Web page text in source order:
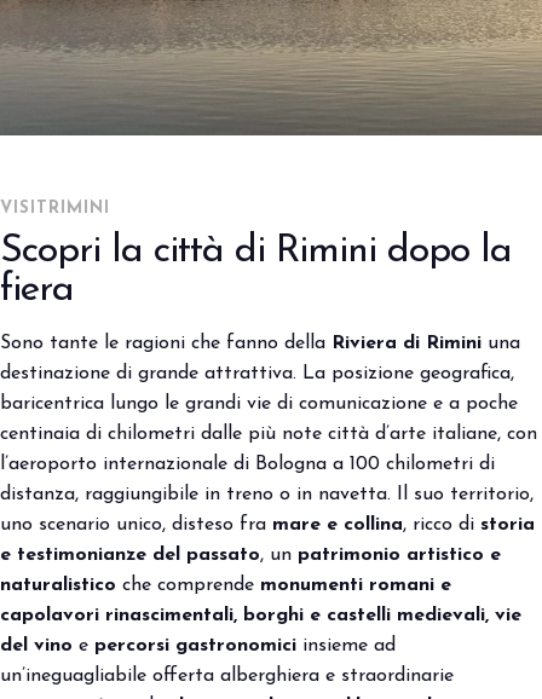
Porta il tuo business al centro
dell’innovazione Out of Home.
DIVENTA UN ESPOSITORE
PRENOTA IL TUO STAND arrow_circle_right
Rimini: hotel e informazioni
home arrow_rightVisitare
VISITRIMINI
Scopri la città di Rimini dopo la
fiera
Sono tante le ragioni che fanno della Riviera di Rimini una
destinazione di grande attrattiva. La posizione geografica,
baricentrica lungo le grandi vie di comunicazione e a poche
centinaia di chilometri dalle più note città d’arte italiane, con
l’aeroporto internazionale di Bologna a 100 chilometri di
distanza, raggiungibile in treno o in navetta. Il suo territorio,
uno scenario unico, disteso fra mare e collina, ricco di storia
e testimonianze del passato, un patrimonio artistico e
naturalistico che comprende monumenti romani e
capolavori rinascimentali, borghi e castelli medievali, vie
del vino e percorsi gastronomici insieme ad
un’ineguagliabile offerta alberghiera e straordinarie